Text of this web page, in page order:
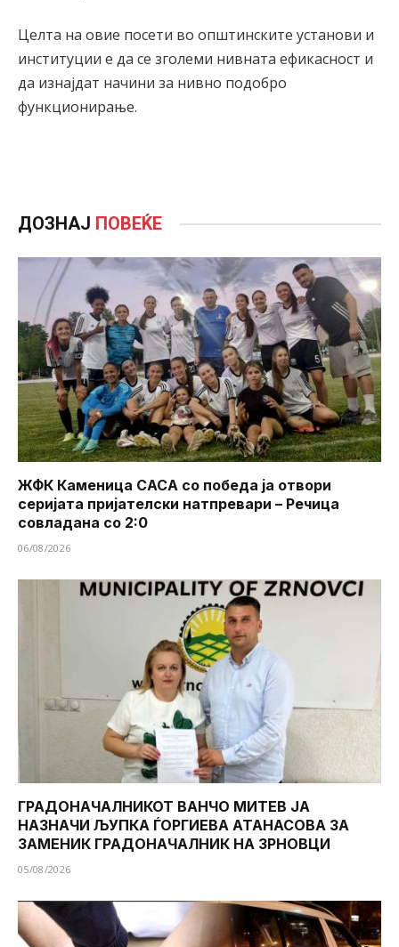
Целта на овие посети во општинските установи и
институции е да се зголеми нивната ефикасност и
да изнајдат начини за нивно подобро
функционирање.
ДОЗНАЈ ПОВЕЌЕ
ЖФК Каменица САСА со победа ја отвори
серијата пријателски натпревари – Речица
совладана со 2:0
06/08/2026
ГРАДОНАЧАЛНИКОТ ВАНЧО МИТЕВ ЈА
НАЗНАЧИ ЉУПКА ЃОРГИЕВА АТАНАСОВА ЗА
ЗАМЕНИК ГРАДОНАЧАЛНИК НА ЗРНОВЦИ
05/08/2026